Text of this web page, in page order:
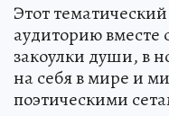
Этот
аудиторию вместе
закоулки души, в
на себя в мире и
поэтическими